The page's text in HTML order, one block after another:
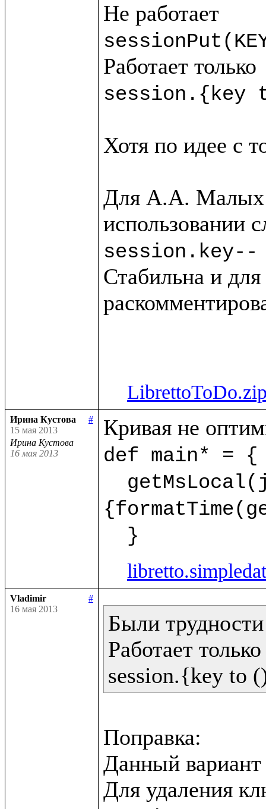
Хотя по идее с
Для А.А. Малых
session.key--
Стабильна и
Ирина Кустова
#
15 мая 2013
Ирина Кустова
16 мая 2013
def main* = {
  }
Vladimir
#
16 мая 2013
Были
Работает
Поправка:
Данный вариант